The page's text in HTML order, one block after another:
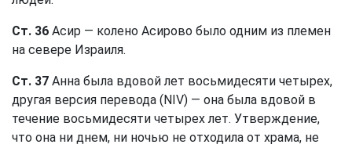
Ст. 36 Асир — колено Асирово было одним из племен
на севере Израиля.
Ст. 37 Анна была вдовой лет восьмидесяти четырех,
другая версия перевода (NIV) — она была вдовой в
течение восьмидесяти четырех лет. Утверждение,
что она ни днем, ни ночью не отходила от храма, не